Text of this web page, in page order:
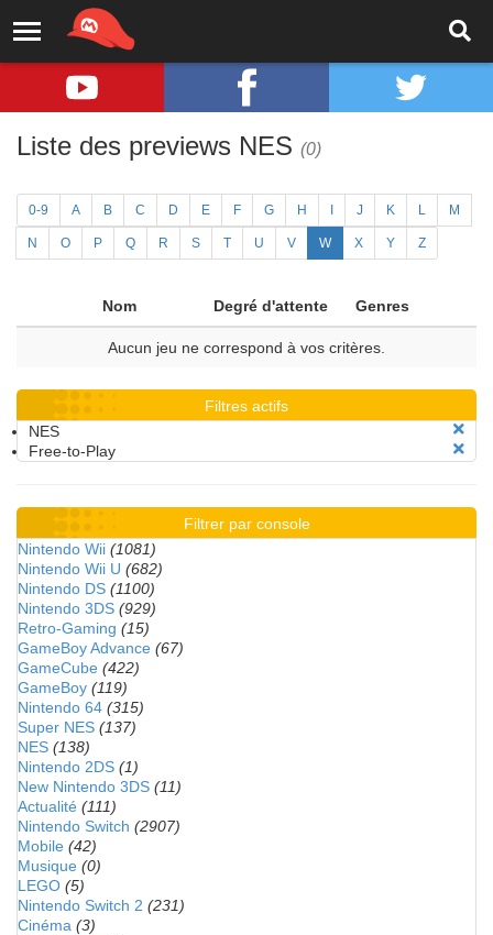
Liste des previews NES (0)
0-9 A B C D E F G H J K L M
N O P Q R S T U V W X Y Z
Nom Degré d'attente Genres
Aucun jeu ne correspond à vos critères.
Filtres actifs
NES
Free-to-Play
Filtrer par console
Nintendo Wii (1081)
Nintendo Wii U (682)
Nintendo DS (1100)
Nintendo 3DS (929)
Retro-Gaming (15)
GameBoy Advance (67)
GameCube (422)
GameBoy (119)
Nintendo 64 (315)
Super NES (137)
NES (138)
Nintendo 2DS (1)
New Nintendo 3DS (11)
Actualité (111)
Nintendo Switch (2907)
Mobile (42)
Musique (0)
LEGO (5)
Nintendo Switch 2 (231)
Cinéma (3)